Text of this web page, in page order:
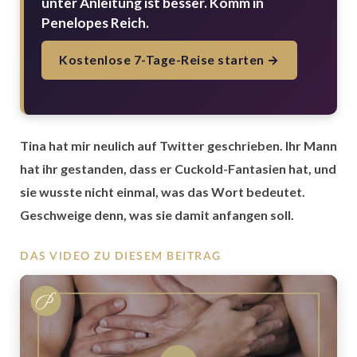
Penelopes Reich.
Kostenlose 7-Tage-Reise starten →
Tina hat mir neulich auf Twitter geschrieben. Ihr Mann
hat ihr gestanden, dass er Cuckold-Fantasien hat, und
sie wusste nicht einmal, was das Wort bedeutet.
Geschweige denn, was sie damit anfangen soll.
DAS VIDEO ZU DIESEM BEITRAG